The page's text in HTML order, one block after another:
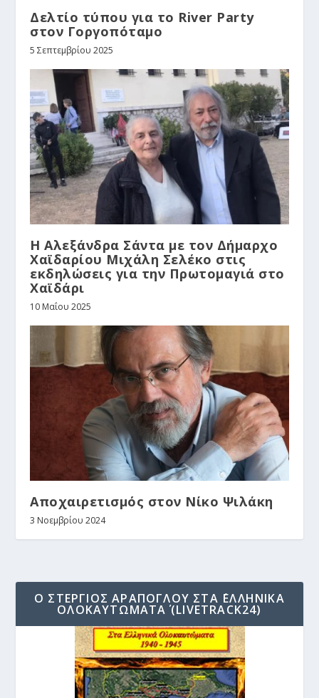
Δελτίο τύπου για το River Party
στον Γοργοπόταμο
5 Σεπτεμβρίου 2025
Η Αλεξάνδρα Σάντα με τον Δήμαρχο
Χαϊδαρίου Μιχάλη Σελέκο στις
εκδηλώσεις για την Πρωτομαγιά στο
Χαϊδάρι
10 Μαΐου 2025
Αποχαιρετισμός στον Νίκο Ψιλάκη
3 Νοεμβρίου 2024
Ο ΣΤΈΡΓΙΟΣ ΑΡΆΠΟΓΛΟΥ ΣΤΑ ΄ΕΛΛΗΝΙΚΆ
ΟΛΟΚΑΥΤΏΜΑΤΑ΄ (LIVETRACK24)